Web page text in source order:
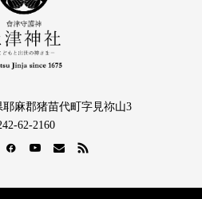
麻郡猪苗代町字見祢山3
62-2160